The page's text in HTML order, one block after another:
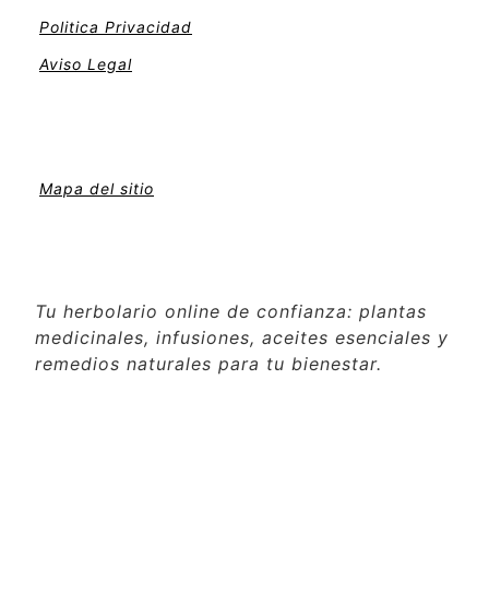
Politica Privacidad
Aviso Legal
Mapa del sitio
Tu herbolario online de confianza: plantas
medicinales, infusiones, aceites esenciales y
remedios naturales para tu bienestar.